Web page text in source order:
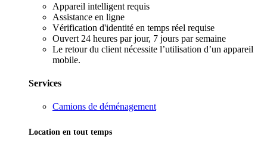
Appareil intelligent requis
Assistance en ligne
Vérification d'identité en temps réel requise
Ouvert 24 heures par jour, 7 jours par semaine
Le retour du client nécessite l’utilisation d’un appareil
mobile.
Services
Camions de déménagement
Location en tout temps